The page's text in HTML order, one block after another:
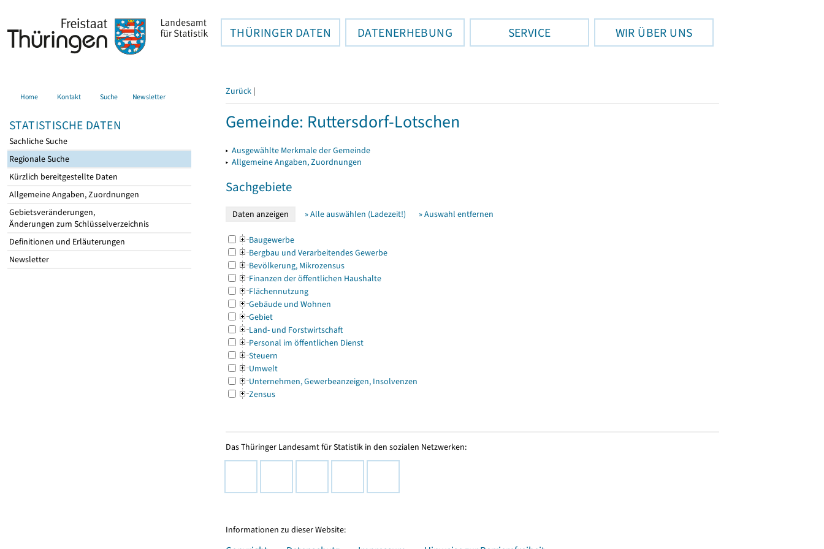
THÜRINGER DATEN DATENERHEBUNG SERVICE WIR ÜBER UNS
Home Kontakt Suche Newsletter
STATISTISCHE DATEN
Sachliche Suche
Regionale Suche
Kürzlich bereitgestellte Daten
Allgemeine Angaben, Zuordnungen
Gebietsveränderungen,
Änderungen zum Schlüsselverzeichnis
Definitionen und Erläuterungen
Newsletter
Zurück |
Gemeinde: Ruttersdorf-Lotschen
▸ Ausgewählte Merkmale der Gemeinde
▸ Allgemeine Angaben, Zuordnungen
Sachgebiete
» Alle auswählen (Ladezeit!) » Auswahl entfernen
Baugewerbe
Bergbau und Verarbeitendes Gewerbe
Bevölkerung, Mikrozensus
Finanzen der öffentlichen Haushalte
Flächennutzung
Gebäude und Wohnen
Gebiet
Land- und Forstwirtschaft
Personal im öffentlichen Dienst
Steuern
Umwelt
Unternehmen, Gewerbeanzeigen, Insolvenzen
Zensus
Das Thüringer Landesamt für Statistik in den sozialen Netzwerken:
Informationen zu dieser Website: